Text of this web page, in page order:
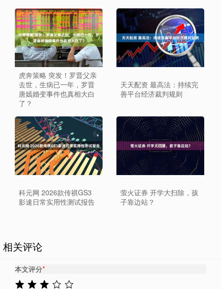
虎奔策略 突发！罗晋父亲
去世，生病已一年，罗晋
唐嫣婚变事件也真相大白
了？
天天配资 最高法：持续完
善平台经济裁判规则
科元网 2026款传祺GS3
影速日常实用性测试报告
萤火证券 开学大扫除，孩
子靠边站？
相关评论
本文评分*